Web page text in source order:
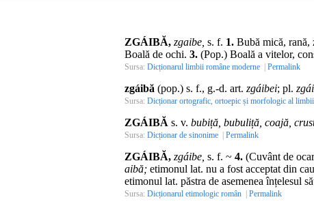
ZGÁIBĂ, zgaibe, s. f. 1. Bubă mică, rană,
Boală de ochi. 3. (Pop.) Boală a vitelor,
Sursa: Dicționarul limbii române moderne | Permalink
zgáibă (pop.) s. f., g.-d. art. zgáibei; pl.
Sursa: Dicționar ortografic, ortoepic și morfologic al
ZGÁIBĂ s. v. bubiță, bubuliță, coajă,
Sursa: Dicționar de sinonime | Permalink
ZGÁIBĂ, zgáibe, s. f. ~ 4. (Cuvânt de
aibă; etimonul lat. nu a fost acceptat din
etimonul lat. păstra de asemenea înțelesul
Sursa: Dicționarul etimologic român | Permalink